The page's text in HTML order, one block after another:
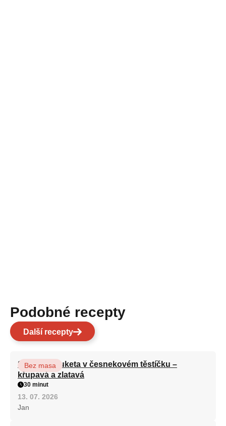
Podobné recepty
Další recepty
Smažená cuketa v česnekovém těstíčku –
křupavá a zlatavá
Bez masa
30 minut
13. 07. 2026
Jan